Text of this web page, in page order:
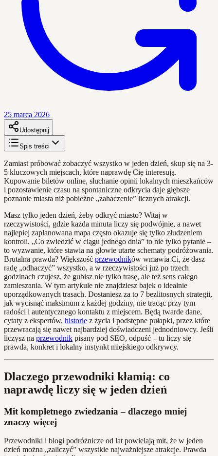
25 marca 2026
Udostępnij
Spis treści
Zamiast próbować zobaczyć wszystko w jeden dzień, skup się na 3-
5 kluczowych miejscach, które naprawdę Cię interesują.
Kupowanie biletów online, słuchanie opinii lokalnych mieszkańców
i pozostawienie czasu na spontaniczne odkrycia daje głębsze
poznanie miasta niż pobieżne „zahaczenieˮ licznych atrakcji.
Masz tylko jeden dzień, żeby odkryć miasto? Witaj w
rzeczywistości, gdzie każda minuta liczy się podwójnie, a nawet
najlepiej zaplanowana mapa często okazuje się tylko złudzeniem
kontroli. „Co zwiedzić w ciągu jednego dnia” to nie tylko pytanie –
to wyzwanie, które stawia na głowie utarte schematy podróżowania.
Brutalna prawda? Większość przewodników wmawia Ci, że dasz
radę „odhaczyć” wszystko, a w rzeczywistości już po trzech
godzinach czujesz, że gubisz nie tylko trasę, ale też sens całego
zamieszania. W tym artykule nie znajdziesz bajek o idealnie
uporządkowanych trasach. Dostaniesz za to 7 bezlitosnych strategii,
jak wycisnąć maksimum z każdej godziny, nie tracąc przy tym
radości i autentycznego kontaktu z miejscem. Będą twarde dane,
cytaty z ekspertów, historie z życia i podstępne pułapki, przez które
przewracają się nawet najbardziej doświadczeni jednodniowcy. Jeśli
liczysz na przewodnik pisany pod SEO, odpuść – tu liczy się
prawda, konkret i lokalny instynkt miejskiego odkrywcy.
Dlaczego przewodniki kłamią: co
naprawdę liczy się w jeden dzień
Mit kompletnego zwiedzania – dlaczego mniej
znaczy więcej
Przewodniki i blogi podróżnicze od lat powielają mit, że w jeden
dzień można „zaliczyć” wszystkie najważniejsze atrakcje. Prawda